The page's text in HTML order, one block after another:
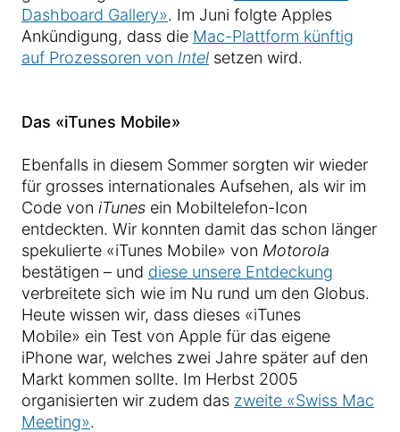
Dashboard Gallery». Im Juni folgte Apples
Ankündigung, dass die Mac-Plattform künftig
auf Prozessoren von Intel setzen wird.
Das «iTunes Mobile»
Ebenfalls in diesem Sommer sorgten wir wieder
für grosses internationales Aufsehen, als wir im
Code von iTunes ein Mobiltelefon-Icon
entdeckten. Wir konnten damit das schon länger
spekulierte «iTunes Mobile» von Motorola
bestätigen – und diese unsere Entdeckung
verbreitete sich wie im Nu rund um den Globus.
Heute wissen wir, dass dieses «iTunes
Mobile» ein Test von Apple für das eigene
iPhone war, welches zwei Jahre später auf den
Markt kommen sollte. Im Herbst 2005
organisierten wir zudem das zweite «Swiss Mac
Meeting».